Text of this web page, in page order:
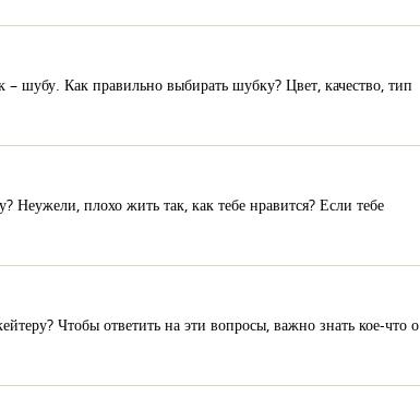
шубу. Как правильно выбирать шубку? Цвет, качество, тип
Неужели, плохо жить так, как тебе нравится? Если тебе
Чтобы ответить на эти вопросы, важно знать кое-что о